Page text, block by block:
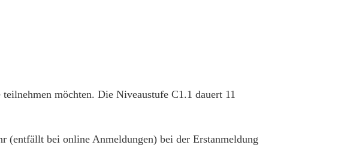
möchten. Die Niveaustufe C1.1 dauert 11
(entfällt bei online Anmeldungen) bei der Erstanmeldung